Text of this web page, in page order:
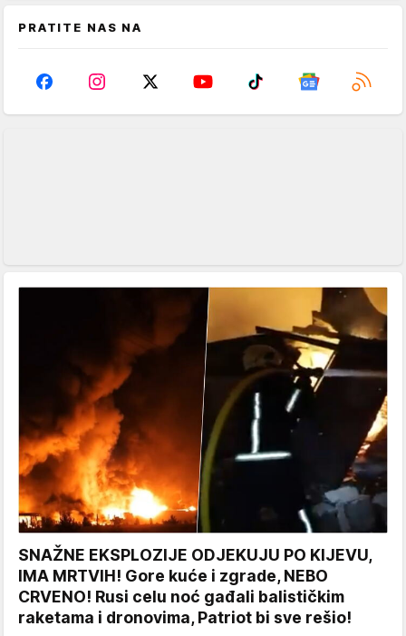
PRATITE NAS NA
SNAŽNE EKSPLOZIJE ODJEKUJU PO KIJEVU,
IMA MRTVIH! Gore kuće i zgrade, NEBO
CRVENO! Rusi celu noć gađali balističkim
raketama i dronovima, Patriot bi sve rešio!